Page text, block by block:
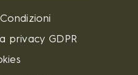
privacy GDPR